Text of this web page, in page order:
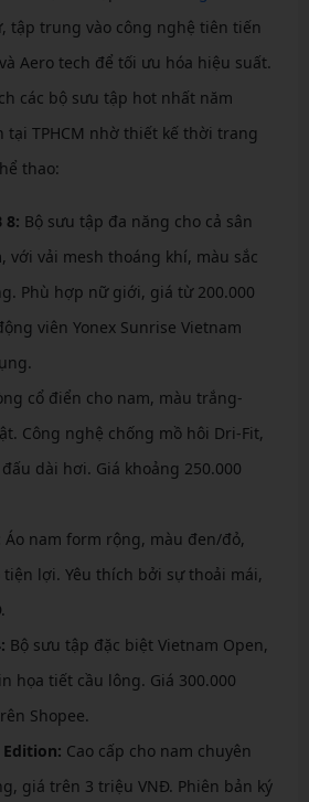
tập trung vào công nghệ tiên tiến
Aero tech để tối ưu hóa hiệu suất.
các bộ sưu tập hot nhất năm
tại TPHCM nhờ thiết kế thời trang
thao:
8: Bộ sưu tập đa năng cho cả sân
với vải mesh thoáng khí, màu sắc
Phù hợp nữ giới, giá từ 200.000
viên Yonex Sunrise Vietnam
cổ điển cho nam, màu trắng-
Công nghệ chống mồ hôi Dri-Fit,
dài hơi. Giá khoảng 250.000
Áo nam form rộng, màu đen/đỏ,
lợi. Yêu thích bởi sự thoải mái,
Bộ sưu tập đặc biệt Vietnam Open,
họa tiết cầu lông. Giá 300.000
Shopee.
Edition: Cao cấp cho nam chuyên
giá trên 3 triệu VNĐ. Phiên bản ký